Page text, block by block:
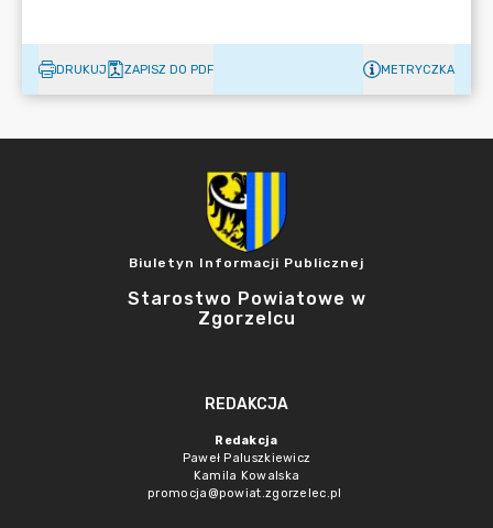
DRUKUJ ZAPISZ DO PDF METRYCZKA
Biuletyn Informacji Publicznej
Starostwo Powiatowe w
Zgorzelcu
REDAKCJA
Redakcja
Paweł Paluszkiewicz
Kamila Kowalska
promocja@powiat.zgorzelec.pl